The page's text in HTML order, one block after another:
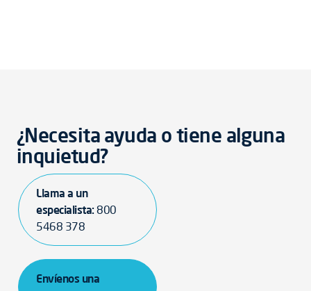
¿Necesita ayuda o tiene alguna
inquietud?
Llama a un
especialista:800
5468 378
Envíenos una